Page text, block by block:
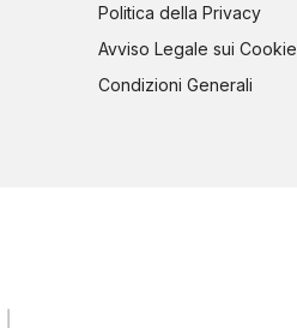
Politica della Privacy
Avviso Legale sui Cookie
Condizioni Generali